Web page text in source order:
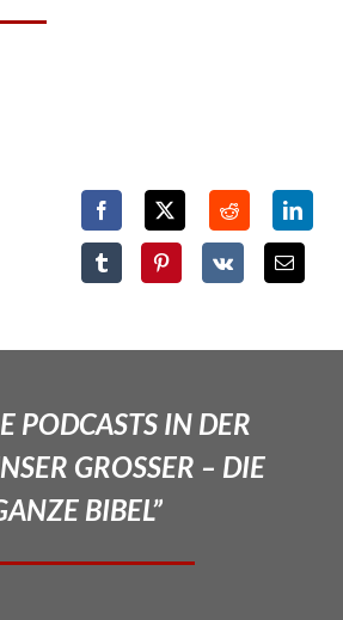
PODCASTS IN DER
GROSSER – DIE
BIBEL”